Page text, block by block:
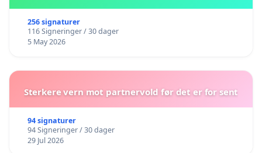
256 signaturer
116 Signeringer / 30 dager
5 May 2026
Sterkere vern mot partnervold før det er for sent
94 signaturer
94 Signeringer / 30 dager
29 Jul 2026